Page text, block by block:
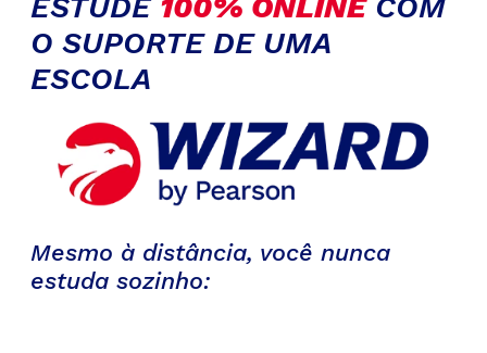
ESTUDE 100% ONLINECOM
O SUPORTE DE UMA
ESCOLA
Mesmo à distância, você nunca
estuda sozinho: